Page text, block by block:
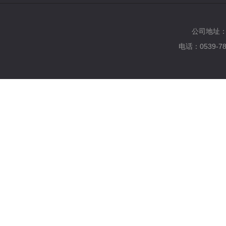
公司地址
电话：0539-